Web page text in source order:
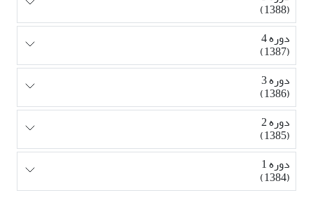
(1388)
دوره 4
(1387)
دوره 3
(1386)
دوره 2
(1385)
دوره 1
(1384)